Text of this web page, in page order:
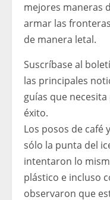
mejores maneras
armar las
de manera letal.
Suscríbase al
las principales
guías que
éxito.
Los posos de café
sólo la punta del
intentaron lo
plástico e incluso
observaron que